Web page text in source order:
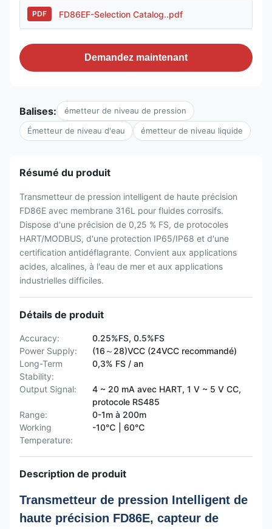
PDF FD86EF-Selection Catalog..pdf
Demandez maintenant
Balises: émetteur de niveau de pression
Émetteur de niveau d'eau émetteur de niveau liquide
Résumé du produit
Transmetteur de pression intelligent de haute précision
FD86E avec membrane 316L pour fluides corrosifs.
Dispose d'une précision de 0,25 % FS, de protocoles
HART/MODBUS, d'une protection IP65/IP68 et d'une
certification antidéflagrante. Convient aux applications
acides, alcalines, à l'eau de mer et aux applications
industrielles difficiles.
Détails de produit
Accuracy:
0.25%FS, 0.5%FS
Power Supply:
(16～28)VCC (24VCC recommandé)
Long-Term
Stability:
0,3% FS / an
Output Signal:
4 ~ 20 mA avec HART, 1 V ~ 5 V CC,
protocole RS485
Range:
0-1m à 200m
Working
Temperature:
-10℃ | 60℃
Description de produit
Transmetteur de pression Intelligent de
haute précision FD86E, capteur de